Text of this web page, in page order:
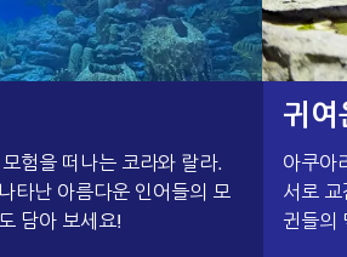
험을 떠나는 코라와 랄라.
타난 아름다운 인어들의 모
담아 보세요!
귀여
아쿠아
서로
귄들의